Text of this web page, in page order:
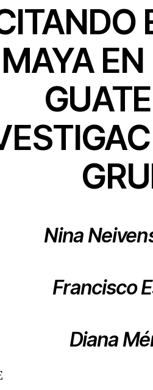
MAYA
Nina
Francisco
Diana